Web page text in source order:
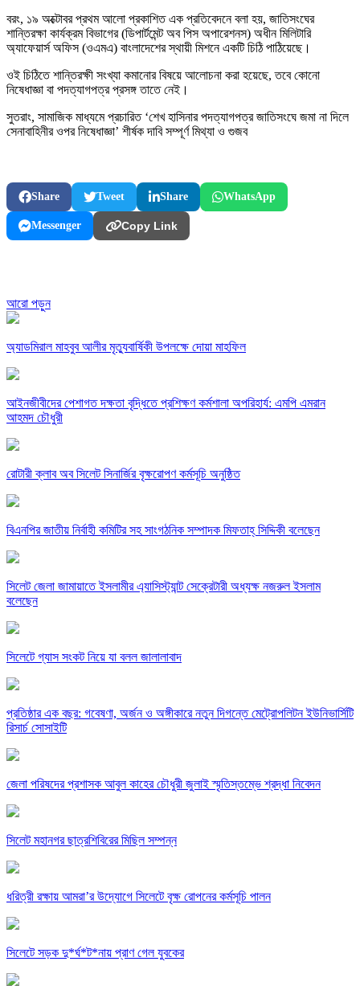
বরং, ১৯ অক্টোবর প্রথম আলো প্রকাশিত এক প্রতিবেদনে বলা হয়, জাতিসংঘের
শান্তিরক্ষা কার্যক্রম বিভাগের (ডিপার্টমেন্ট অব পিস অপারেশনস) অধীন মিলিটারি
অ্যাফেয়ার্স অফিস (ওএমএ) বাংলাদেশের স্থায়ী মিশনে একটি চিঠি পাঠিয়েছে।
ওই চিঠিতে শান্তিরক্ষী সংখ্যা কমানোর বিষয়ে আলোচনা করা হয়েছে, তবে কোনো
নিষেধাজ্ঞা বা পদত্যাগপত্র প্রসঙ্গ তাতে নেই।
সুতরাং, সামাজিক মাধ্যমে প্রচারিত ‘শেখ হাসিনার পদত্যাগপত্র জাতিসংঘে জমা না দিলে
সেনাবাহিনীর ওপর নিষেধাজ্ঞা’ শীর্ষক দাবি সম্পূর্ণ মিথ্যা ও গুজব
Share Tweet Share WhatsApp
Messenger Copy Link
আরো পড়ুন
অ্যাডমিরাল মাহবুব আলীর মৃত্যুবার্ষিকী উপলক্ষে দোয়া মাহফিল
‎আইনজীবীদের পেশাগত দক্ষতা বৃদ্ধিতে প্রশিক্ষণ কর্মশালা অপরিহার্য: এমপি এমরান
আহমদ চৌধুরী
রোটারী ক্লাব অব সিলেট সিনার্জির বৃক্ষরোপণ কর্মসূচি অনুষ্ঠিত
বিএনপির জাতীয় নির্বাহী কমিটির সহ সাংগঠনিক সম্পাদক মিফতাহ্ সিদ্দিকী বলেছেন
সিলেট জেলা জামায়াতে ইসলামীর এ্যাসিস্ট্যান্ট সেক্রেটারী অধ্যক্ষ নজরুল ইসলাম
বলেছেন
সিলেটে গ্যাস সংকট নিয়ে যা বলল জালালাবাদ
প্রতিষ্ঠার এক বছর: গবেষণা, অর্জন ও অঙ্গীকারে নতুন দিগন্তে মেট্রোপলিটন ইউনিভার্সিটি
রিসার্চ সোসাইটি
জেলা পরিষদের প্রশাসক আবুল কাহের চৌধুরী জুলাই স্মৃতিস্তম্ভে শ্রদ্ধা নিবেদন
সিলেট মহানগর ছাত্রশিবিরের মিছিল সম্পন্ন
ধরিত্রী রক্ষায় আমরা’র উদ্যোগে সিলেটে বৃক্ষ রোপনের কর্মসূচি পালন
সিলেটে সড়ক দু*র্ঘ*ট*নায় প্রাণ গেল যুবকের